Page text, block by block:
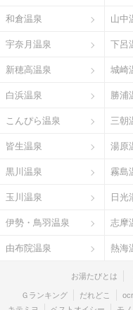
和倉温泉 山中
宇奈月温泉 下呂
新穂高温泉 城崎
白浜温泉 勝浦
こんぴら温泉 三朝
皆生温泉 湯原
黒川温泉 霧島
玉川温泉 日光
伊勢・鳥羽温泉 志摩
由布院温泉 熱海
お湯たびとは
Ｇランキング だれどこ